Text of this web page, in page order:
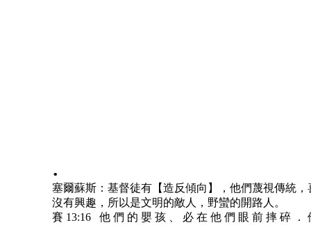
.
塞爾蘇斯：基督徒有【造反傾向】，他們蔑視傳統
沒有興趣，所以是文明的敵人，野蠻的開路人。
賽 13:16 他 們 的 嬰 孩 、 必 在 他 們 眼 前 摔 碎 ．